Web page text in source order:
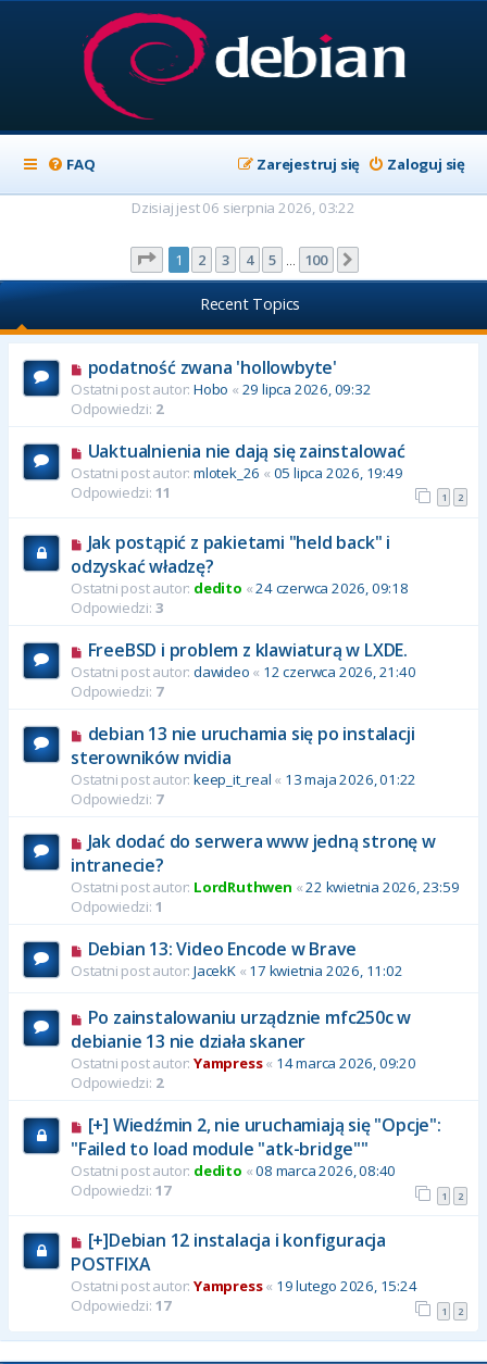
FAQ Zaloguj się
Zarejestruj się
Dzisiaj jest 06 sierpnia 2026, 03:22
Strona z100
1 2 3 4 5 100
Recent Topics
podatność zwana 'hollowbyte'
Ostatni post autor: Hobo « 29 lipca 2026, 09:32
Odpowiedzi: 2
Uaktualnienia nie dają się zainstalować
Ostatni post autor: mlotek_26 « 05 lipca 2026, 19:49
Odpowiedzi: 11 1 2
Jak postąpić z pakietami "held back" i
odzyskać władzę?
Ostatni post autor: dedito «24 czerwca 2026, 09:18
Odpowiedzi: 3
FreeBSD i problem z klawiaturą w LXDE.
Ostatni post autor: dawideo « 12 czerwca 2026, 21:40
Odpowiedzi: 7
debian 13 nie uruchamia się po instalacji
sterowników nvidia
Ostatni post autor: keep_it_real « 13 maja 2026, 01:22
Odpowiedzi: 7
Jak dodać do serwera www jedną stronę w
intranecie?
Ostatni post autor: LordRuthwen «22 kwietnia 2026, 23:59
Odpowiedzi: 1
Debian 13: Video Encode w Brave
Ostatni post autor: JacekK« 17 kwietnia 2026, 11:02
Po zainstalowaniu urządznie mfc250c w
debianie 13 nie działa skaner
Ostatni post autor: Yampress« 14 marca 2026, 09:20
Odpowiedzi: 2
[+] Wiedźmin 2, nie uruchamiają się "Opcje":
"Failed to load module "atk-bridge""
Ostatni post autor: dedito «08 marca 2026, 08:40
Odpowiedzi: 17 1 2
[+]Debian 12 instalacja i konfiguracja
POSTFIXA
Ostatni post autor: Yampress« 19 lutego 2026, 15:24
Odpowiedzi: 17 1 2